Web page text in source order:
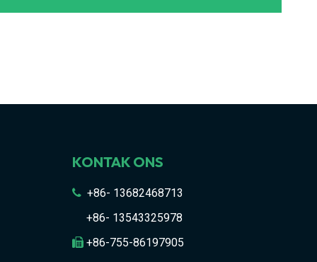
KONTAK ONS
+86- 13682468713
+86- 13543325978
+86-755-86197905